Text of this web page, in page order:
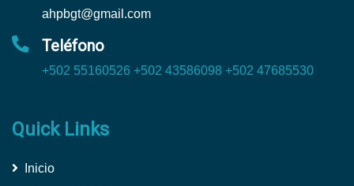
ahpbgt@gmail.com
Teléfono
+502 55160526 +502 43586098 +502 47685530
Quick Links
Inicio